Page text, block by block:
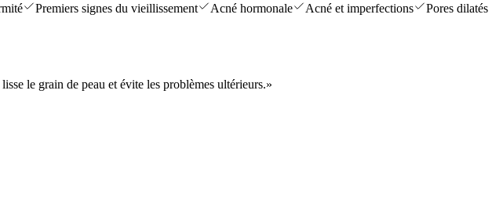
Premiers signes du vieillissement Acné hormonale Acné et imperfections Pores dilatés
le grain de peau et évite les problèmes ultérieurs.